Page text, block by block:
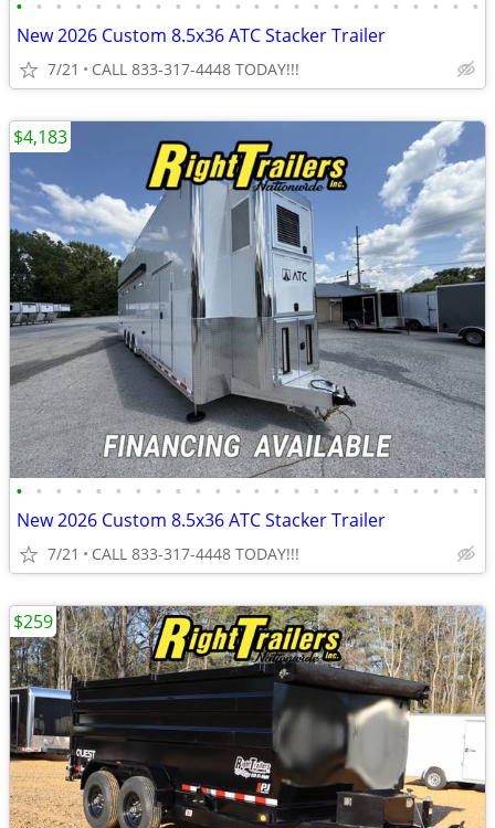
• • • • • • • • • • • • • • • • • • • • • • • •
New 2026 Custom 8.5x36 ATC Stacker Trailer
7/21 CALL 833-317-4448 TODAY!!!
• • • • • • • • • • • • • • • • • • • • • • • •
New 2026 Custom 8.5x36 ATC Stacker Trailer
7/21 CALL 833-317-4448 TODAY!!!
$4,183
$259